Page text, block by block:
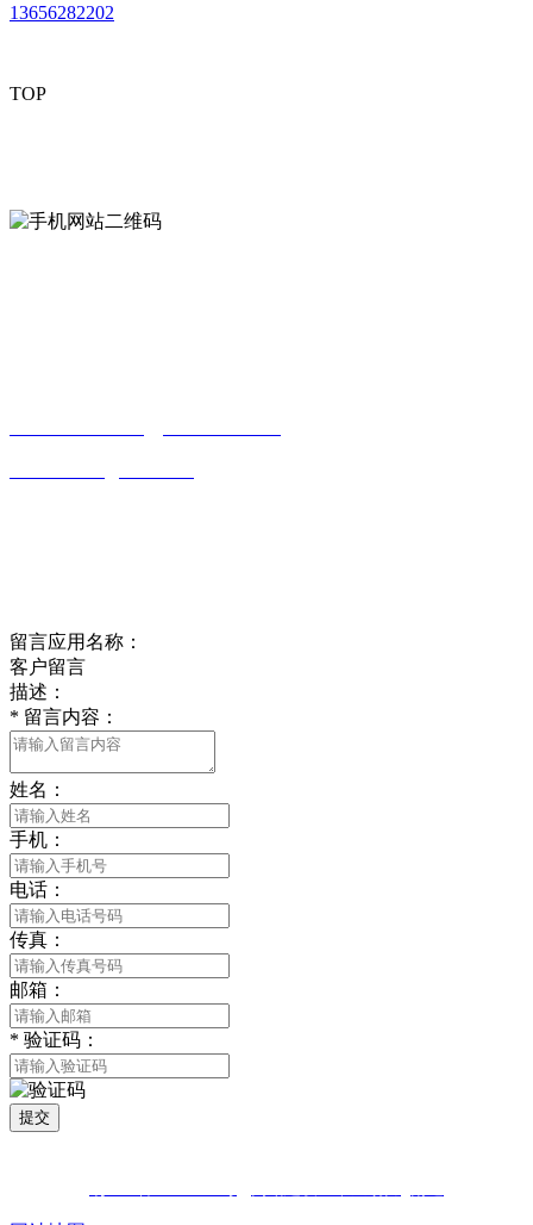
13656282202
TOP
留言应用名称：
客户留言
描述：
* 留言内容：
姓名：
手机：
电话：
传真：
邮箱：
* 验证码：
提交